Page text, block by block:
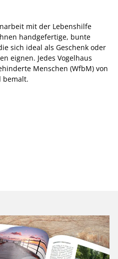
mit der Lebenshilfe
handgefertige, bunte
sich ideal als Geschenk oder
eignen. Jedes Vogelhaus
Menschen (WfbM) von
bemalt.